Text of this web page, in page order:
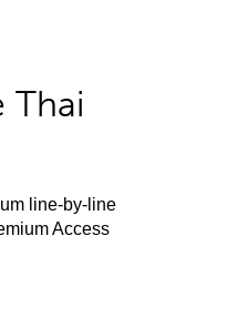
Thai
line-by-line
Access